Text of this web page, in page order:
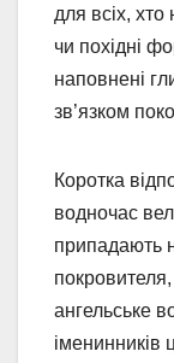
для всіх,
чи похідні
наповнені
зв’язком
Коротка
водночас
припадають
ангельське
іменинників